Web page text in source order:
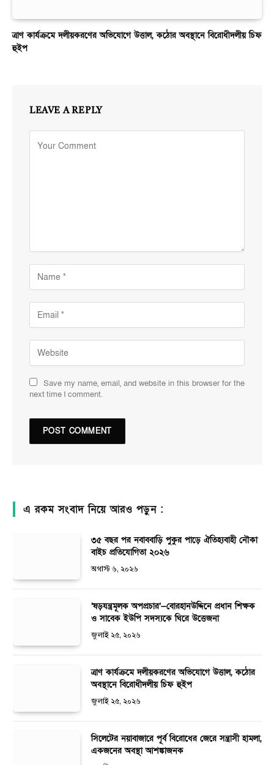
ত্রাণ কার্যক্রমে দলীয়করণের অভিযোগে উত্তাল, কঠোর অবস্থানে বিরোধীদলীয় চিফ
হুইপ
LEAVE A REPLY
Save my name, email, and website in this browser for the
next time I comment.
এ রকম সংবাদ নিয়ে আরও পড়ুন :
৩৫ বছর পর নবাববাড়ি পুকুর পাড়ে ঐতিহ্যবাহী নৌকা
বাইচ প্রতিযোগিতা ২০২৬
অগাস্ট ৬, ২০২৬
‘ষড়যন্ত্রমূলক অপপ্রচার’—বোরহানউদ্দিনে প্রধান শিক্ষক
ও সাবেক ইউপি সদস্যকে ঘিরে উত্তেজনা
জুলাই ২৫, ২০২৬
ত্রাণ কার্যক্রমে দলীয়করণের অভিযোগে উত্তাল, কঠোর
অবস্থানে বিরোধীদলীয় চিফ হুইপ
জুলাই ২৫, ২০২৬
সিলেটের নয়াবাজারে পূর্ব বিরোধের জেরে সন্ত্রাসী হামলা,
একজনের অবস্থা আশঙ্কাজনক